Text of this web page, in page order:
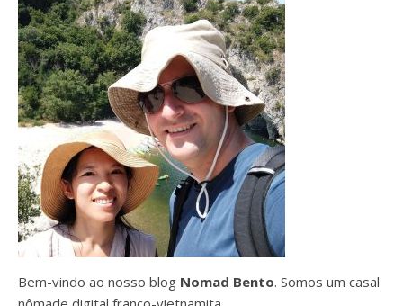
Bem-vindo ao nosso blog Nomad Bento. Somos um casal